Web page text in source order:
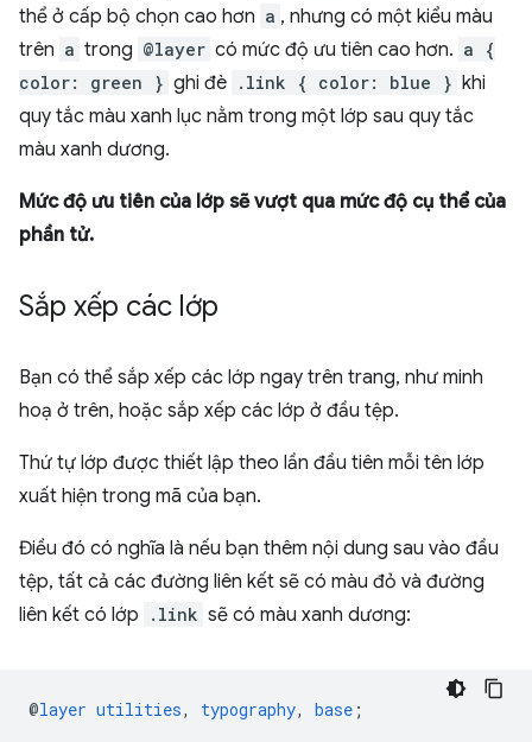
thể ở cấp bộ chọn cao hơn a , nhưng có một kiểu màu
trên a trong @layer có mức độ ưu tiên cao hơn. a {
color: green } ghi đè .link { color: blue } khi
quy tắc màu xanh lục nằm trong một lớp sau quy tắc
màu xanh dương.
Mức độ ưu tiên của lớp sẽ vượt qua mức độ cụ thể của
phần tử.
Sắp xếp các lớp
Bạn có thể sắp xếp các lớp ngay trên trang, như minh
hoạ ở trên, hoặc sắp xếp các lớp ở đầu tệp.
Thứ tự lớp được thiết lập theo lần đầu tiên mỗi tên lớp
xuất hiện trong mã của bạn.
Điều đó có nghĩa là nếu bạn thêm nội dung sau vào đầu
tệp, tất cả các đường liên kết sẽ có màu đỏ và đường
liên kết có lớp
.link sẽ có màu xanh dương:
@layer utilities, typography, base ;